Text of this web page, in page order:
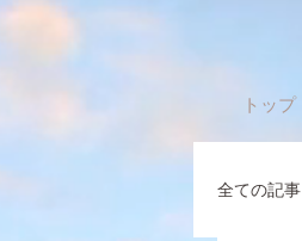
トップ
全ての記事